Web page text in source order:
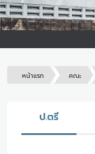
หน้าแรก คณะ
ป.ตรี